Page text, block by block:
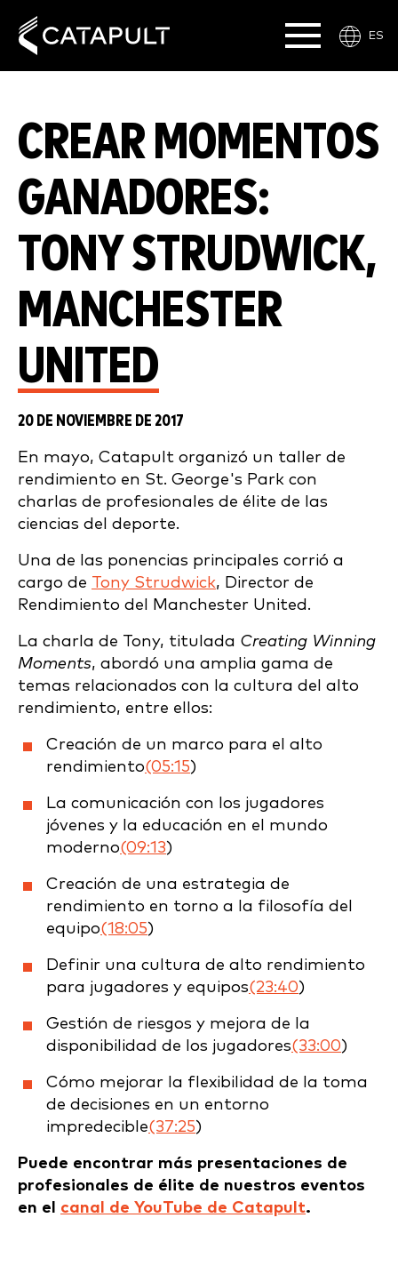
ES
CREAR MOMENTOS
GANADORES:
TONY STRUDWICK,
MANCHESTER
UNITED
20 DE NOVIEMBRE DE 2017
En mayo, Catapult organizó un taller de
rendimiento en St. George's Park con
charlas de profesionales de élite de las
ciencias del deporte.
Una de las ponencias principales corrió a
cargo de Tony Strudwick, Director de
Rendimiento del Manchester United.
La charla de Tony, titulada Creating Winning
Moments, abordó una amplia gama de
temas relacionados con la cultura del alto
rendimiento, entre ellos:
Creación de un marco para el alto
rendimiento(05:15)
La comunicación con los jugadores
jóvenes y la educación en el mundo
moderno(09:13)
Creación de una estrategia de
rendimiento en torno a la filosofía del
equipo(18:05)
Definir una cultura de alto rendimiento
para jugadores y equipos(23:40)
Gestión de riesgos y mejora de la
disponibilidad de los jugadores(33:00)
Cómo mejorar la flexibilidad de la toma
de decisiones en un entorno
impredecible(37:25)
Puede encontrar más presentaciones de
profesionales de élite de nuestros eventos
en el canal de YouTube de Catapult.